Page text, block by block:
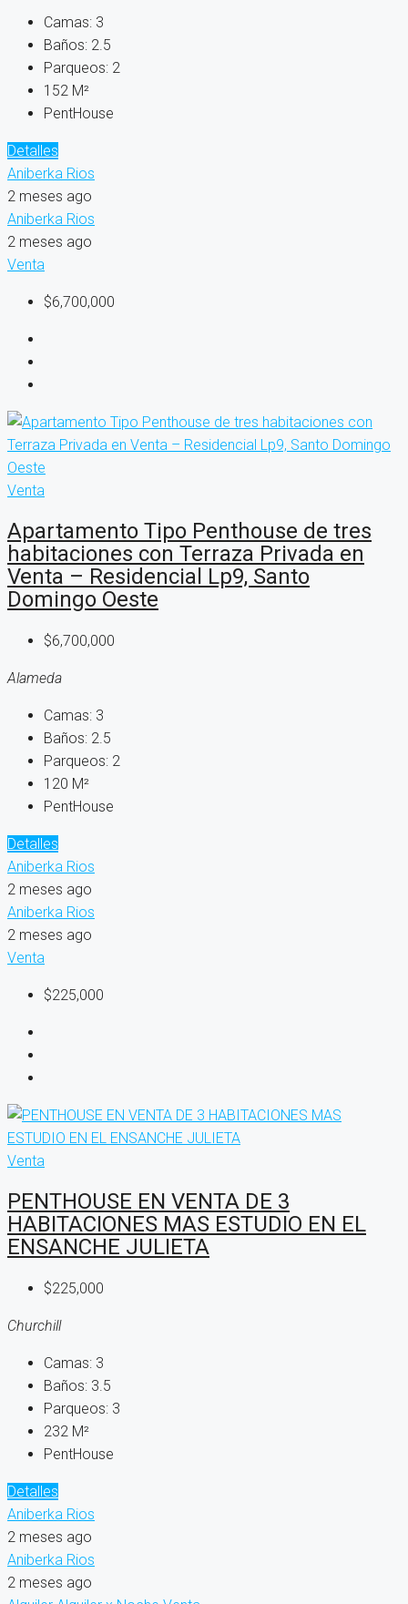
Camas: 3
Baños: 2.5
Parqueos: 2
152 M²
PentHouse
Detalles
Aniberka Rios
2 meses ago
Aniberka Rios
2 meses ago
Venta
$6,700,000
Venta
Apartamento Tipo Penthouse de tres
habitaciones con Terraza Privada en
Venta – Residencial Lp9, Santo
Domingo Oeste
$6,700,000
Alameda
Camas: 3
Baños: 2.5
Parqueos: 2
120 M²
PentHouse
Detalles
Aniberka Rios
2 meses ago
Aniberka Rios
2 meses ago
Venta
$225,000
Venta
PENTHOUSE EN VENTA DE 3
HABITACIONES MAS ESTUDIO EN EL
ENSANCHE JULIETA
$225,000
Churchill
Camas: 3
Baños: 3.5
Parqueos: 3
232 M²
PentHouse
Detalles
Aniberka Rios
2 meses ago
Aniberka Rios
2 meses ago